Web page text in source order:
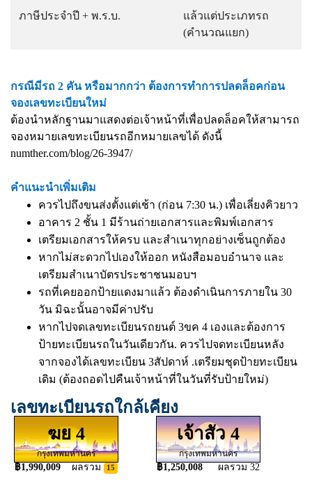
ภาษีประจำปี + พ.ร.บ.
แล้วแต่ประเภทรถ
(คำนวณแยก)
กรณีมีรถ 2 คัน หรือมากกว่า ต้องการทำการปลดล็อคก่อน
จองเลขทะเบียนใหม่
ต้องนำหลักฐานมาแสดงต่อเจ้าหน้าที่เพื่อปลดล็อคให้สามารถ
จองหมายเลขทะเบียนรถอีกหมายเลขได้ ดังนี้
numther.com/blog/26-3947/
คำแนะนำเพิ่มเติม
ควรไปถึงขนส่งตั้งแต่เช้า (ก่อน 7:30 น.) เพื่อเลี่ยงคิวยาว
อาคาร 2 ชั้น 1 มีร้านถ่ายเอกสารและพิมพ์เอกสาร
เตรียมเอกสารให้ครบ และสำเนาทุกอย่างเซ็นถูกต้อง
หากไม่สะดวกไปเองให้ออก หนังสือมอบอำนาจ และ
เตรียมสำเนาบัตรประชาชนมอบฯ
รถที่เคยออกป้ายแดงมาแล้ว ต้องดำเนินการภายใน 30
วัน มิฉะนั้นอาจมีค่าปรับ
หากไปจดเลขทะเบียนรถยนต์ 3ขค 4 เองและต้องการ
ป้ายทะเบียนรถในวันเดียวกัน. ควรไปจดทะเบียนหลัง
จากจองได้เลขทะเบียน 3สัปดาห์ .เตรียมชุดป้ายทะเบียน
เดิม (ต้องถอดไปคืนเจ้าหน้าที่ในวันที่รับป้ายใหม่)
เลขทะเบียนรถใกล้เคียง
ฆย 4
กรุงเทพมหานคร
฿1,990,009 ผลรวม 15
เจ้าสัว 4
กรุงเทพมหานคร
฿1,250,008 ผลรวม 32